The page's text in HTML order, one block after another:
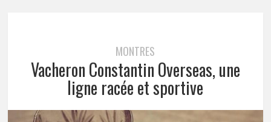
MONTRES
Vacheron Constantin Overseas, une
ligne racée et sportive